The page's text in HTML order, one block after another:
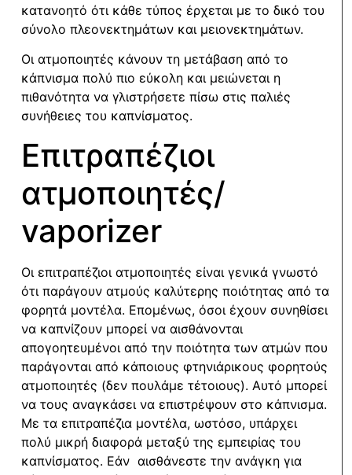
κατανοητό ότι κάθε τύπος έρχεται με το δικό του
σύνολο πλεονεκτημάτων και μειονεκτημάτων.
Οι ατμοποιητές κάνουν τη μετάβαση από το
κάπνισμα πολύ πιο εύκολη και μειώνεται η
πιθανότητα να γλιστρήσετε πίσω στις παλιές
συνήθειες του καπνίσματος.
Επιτραπέζιοι
ατμοποιητές/
vaporizer
Οι επιτραπέζιοι ατμοποιητές είναι γενικά γνωστό
ότι παράγουν ατμούς καλύτερης ποιότητας από τα
φορητά μοντέλα. Επομένως, όσοι έχουν συνηθίσει
να καπνίζουν μπορεί να αισθάνονται
απογοητευμένοι από την ποιότητα των ατμών που
παράγονται από κάποιους φτηνιάρικους φορητούς
ατμοποιητές (δεν πουλάμε τέτοιους). Αυτό μπορεί
να τους αναγκάσει να επιστρέψουν στο κάπνισμα.
Με τα επιτραπέζια μοντέλα, ωστόσο, υπάρχει
πολύ μικρή διαφορά μεταξύ της εμπειρίας του
καπνίσματος. Εάν αισθάνεστε την ανάγκη για